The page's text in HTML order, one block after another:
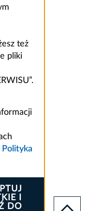
też
pliki
Polityka
I
DO